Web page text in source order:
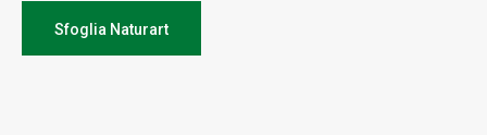
Sfoglia Naturart